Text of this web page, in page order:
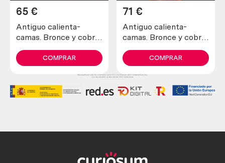
Antiguo calienta-
camas. Bronce y cobre.
Brass and copper
65 €
COMPRAR
Antiguo calienta-
camas. Bronce y cobre.
Brass and copper
71 €
COMPRAR